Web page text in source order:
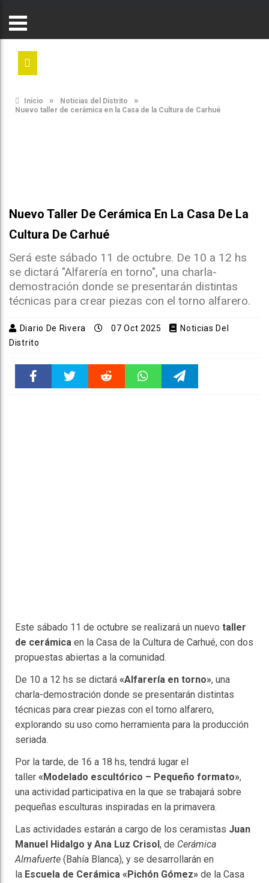
Inicio » Noticias del Distrito »
Nuevo taller de cerámica en la Casa de la Cultura de Carhué
Nuevo Taller De Cerámica En La Casa De La
Cultura De Carhué
Será este sábado 11 de octubre. De 10 a 12 hs
se dictará "Alfarería en torno", una charla-
demostración donde se presentarán distintas
técnicas para crear piezas con el torno alfarero.
Diario De Rivera 07 Oct 2025
Noticias Del
Distrito
Este sábado 11 de octubre se realizará un nuevo taller
de cerámica en la Casa de la Cultura de Carhué, con dos
propuestas abiertas a la comunidad.
De 10 a 12 hs se dictará «Alfarería en torno», una
charla-demostración donde se presentarán distintas
técnicas para crear piezas con el torno alfarero,
explorando su uso como herramienta para la producción
seriada.
Por la tarde, de 16 a 18 hs, tendrá lugar el
taller «Modelado escultórico – Pequeño formato»,
una actividad participativa en la que se trabajará sobre
pequeñas esculturas inspiradas en la primavera.
Las actividades estarán a cargo de los ceramistas Juan
Manuel Hidalgo y Ana Luz Crisol , de Cerámica
Almafuerte (Bahía Blanca), y se desarrollarán en
la Escuela de Cerámica «Pichón Gómez» de la Casa